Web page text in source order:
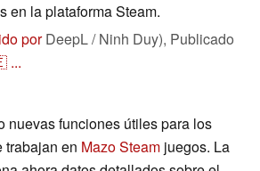
en la plataforma Steam.
porDeepL / Ninh Duy), Publicado
...
nuevas funciones útiles para los
trabajan en Mazo Steam juegos. La